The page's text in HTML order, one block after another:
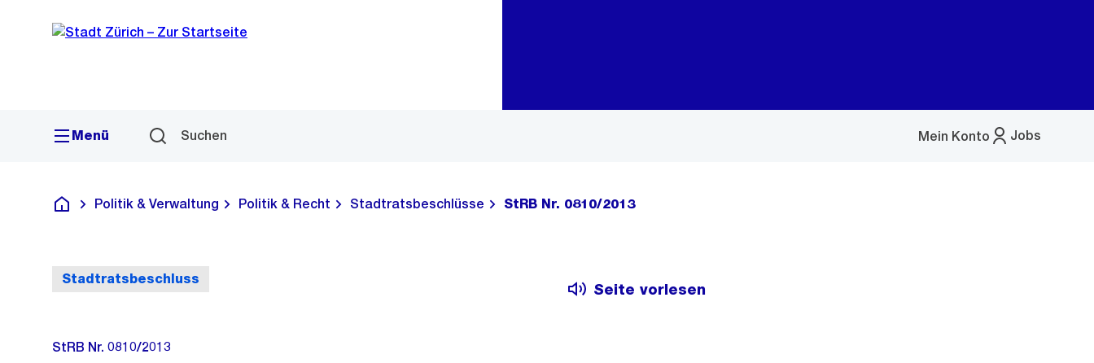
Navigation
Sprunglink
Menü Suchen Jobs
Mein Konto
Menü
Deutsch
Politik & Verwaltung Politik & Recht Stadtratsbeschlüsse StRB Nr. 0810/2013
Stadtratsbeschluss
Seite vorlesen
StRB Nr. 0810/2013